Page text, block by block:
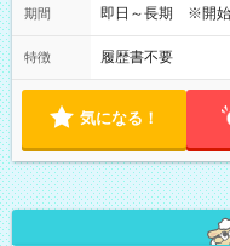
期間 即日～長期 ※開始
特徴 履歴書不要
気になる！